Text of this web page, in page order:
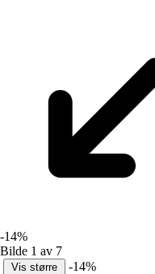
-14%
Bilde 1 av 7
Vis større -14%